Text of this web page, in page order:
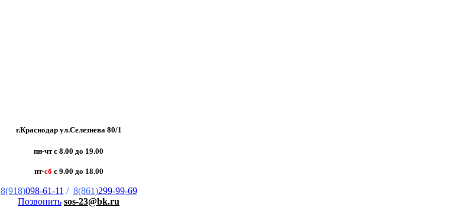
г.Краснодар ул.Селезнева 80/1
пн-чт с 8.00 до 19.00
пт-сб с 9.00 до 18.00
8(918)098-61-11 / 8(861)299-99-69
Позвонить sos-23@bk.ru